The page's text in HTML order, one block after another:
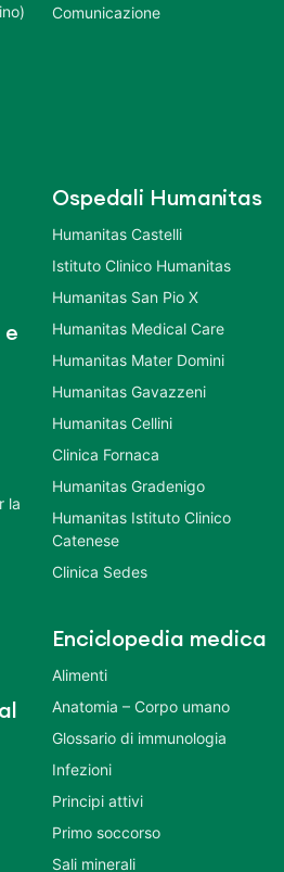
Comunicazione
e
la
Ospedali Humanitas
Humanitas Castelli
Istituto Clinico Humanitas
Humanitas San Pio X
Humanitas Medical Care
Humanitas Mater Domini
Humanitas Gavazzeni
Humanitas Cellini
Clinica Fornaca
Humanitas Gradenigo
Humanitas Istituto Clinico
Catenese
Clinica Sedes
Enciclopedia medica
Alimenti
Anatomia – Corpo umano
Glossario di immunologia
Infezioni
Principi attivi
Primo soccorso
Sali minerali